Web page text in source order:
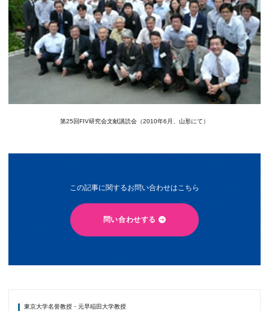
第25回FIV研究会文献講読会（2010年6月、山形にて）
この記事に関するお問い合わせはこちら
問い合わせする
東京大学名誉教授・元早稲田大学教授